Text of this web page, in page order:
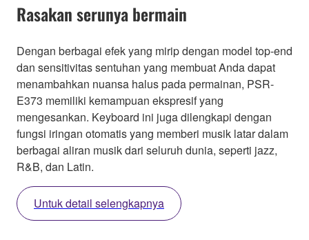
Rasakan serunya bermain
Dengan berbagai efek yang mirip dengan model top-end
dan sensitivitas sentuhan yang membuat Anda dapat
menambahkan nuansa halus pada permainan, PSR-
E373 memiliki kemampuan ekspresif yang
mengesankan. Keyboard ini juga dilengkapi dengan
fungsi iringan otomatis yang memberi musik latar dalam
berbagai aliran musik dari seluruh dunia, seperti jazz,
R&B, dan Latin.
Untuk detail selengkapnya